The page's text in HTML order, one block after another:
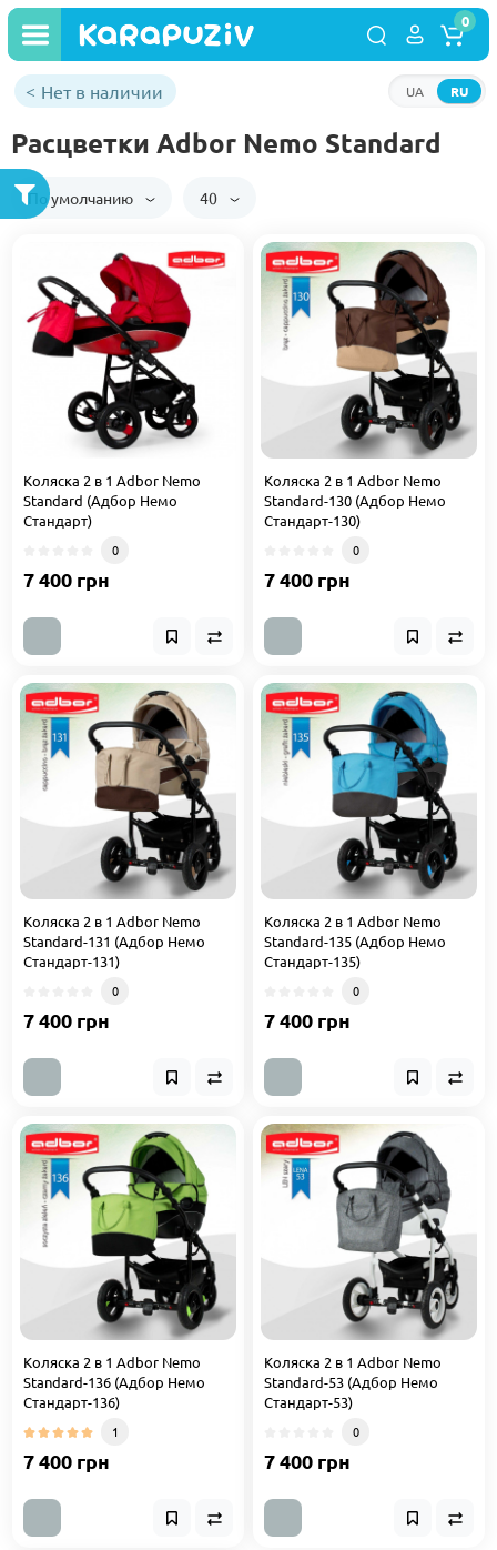
RU
UA
0
Нет в наличии
Расцветки Adbor Nemo Standard
По умолчанию 40
Коляска 2 в 1 Adbor Nemo
Standard (Адбор Немо
Стандарт)
0
7 400 грн
Коляска 2 в 1 Adbor Nemo
Standard-130 (Адбор Немо
Стандарт-130)
0
7 400 грн
Коляска 2 в 1 Adbor Nemo
Standard-131 (Адбор Немо
Стандарт-131)
0
7 400 грн
Коляска 2 в 1 Adbor Nemo
Standard-135 (Адбор Немо
Стандарт-135)
0
7 400 грн
Коляска 2 в 1 Adbor Nemo
Standard-136 (Адбор Немо
Стандарт-136)
1
7 400 грн
Коляска 2 в 1 Adbor Nemo
Standard-53 (Адбор Немо
Стандарт-53)
0
7 400 грн